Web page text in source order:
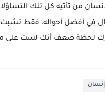
من تأتيه كل تلك
زال في أفضل أحواله، فقط
لحظة ضعف أنك لست على ما